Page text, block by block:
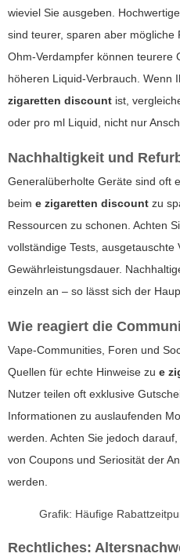
wieviel Sie ausgeben.
sind teurer, sparen aber mögliche
Ohm-Verdampfer können teurere
höheren Liquid-Verbrauch. Wenn
zigaretten discount ist,
oder pro ml Liquid, nicht nur
Nachhaltigkeit und
Generalüberholte Geräte sind oft
beim e zigaretten discount zu
Ressourcen zu schonen. Achten
vollständige Tests,
Gewährleistungsdauer.
einzeln an – so lässt sich der
Wie reagiert die
Vape-Communities, Foren und
Quellen für echte Hinweise zu e
Nutzer teilen oft exklusive
Informationen zu auslaufenden
werden. Achten Sie jedoch
von Coupons und Seriosität der
werden.
Grafik: Häufige
Rechtliches: